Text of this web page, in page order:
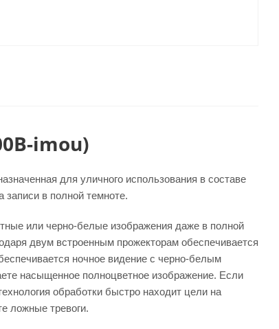
imou)
для уличного использования в составе
в полной темноте.
или черно-белые изображения даже в полной
двум встроенным прожекторам обеспечивается
ночное видение с черно-белым
насыщенное полноцветное изображение. Если
обработки быстро находит цели на
ложные тревоги.